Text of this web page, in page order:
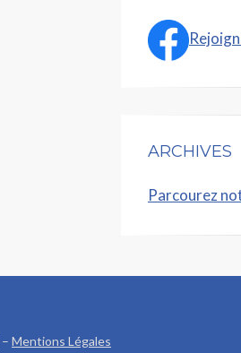
ARCHIVES
Parcourez
– Mentions Légales